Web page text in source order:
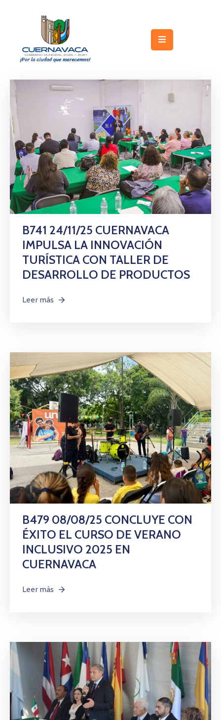
Gobierno
Turismo
Trámites
y
Servicios
Licitaciones
Transparencia
Directorio
B741 24/11/25 CUERNAVACA
IMPULSA LA INNOVACIÓN
TURÍSTICA CON TALLER DE
DESARROLLO DE PRODUCTOS
Leer más
B479 08/08/25 CONCLUYE CON
ÉXITO EL CURSO DE VERANO
INCLUSIVO 2025 EN
CUERNAVACA
Leer más